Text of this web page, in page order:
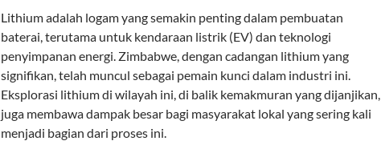
Lithium adalah logam yang semakin penting dalam pembuatan
baterai, terutama untuk kendaraan listrik (EV) dan teknologi
penyimpanan energi. Zimbabwe, dengan cadangan lithium yang
signifikan, telah muncul sebagai pemain kunci dalam industri ini.
Eksplorasi lithium di wilayah ini, di balik kemakmuran yang dijanjikan,
juga membawa dampak besar bagi masyarakat lokal yang sering kali
menjadi bagian dari proses ini.